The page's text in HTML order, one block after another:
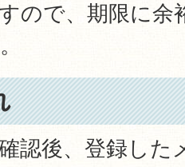
ので、期限に余
認後、登録した